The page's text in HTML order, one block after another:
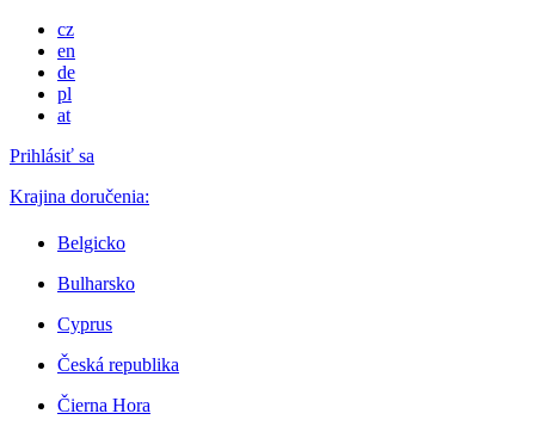
cz
en
de
pl
at
Prihlásiť sa
Krajina doručenia:
Belgicko
Bulharsko
Cyprus
Česká republika
Čierna Hora